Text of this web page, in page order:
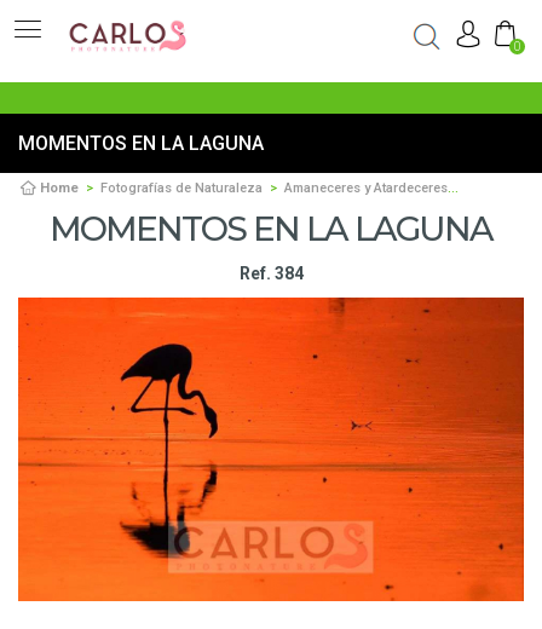
0
MOMENTOS EN LA LAGUNA
Home Fotografías de Naturaleza Amaneceres y Atardeceres
MOMENTOS EN LA LAGUNA
Ref. 384